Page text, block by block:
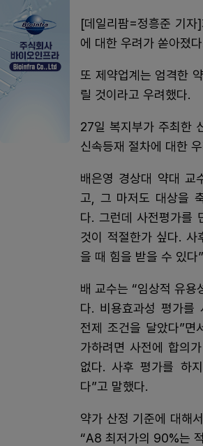
[데일리팜=정흥준 기
에 대한 우려가 쏟아졌
또 제약업계는 엄격한
릴 것이라고 우려했다.
27일 복지부가 주최한
신속등재 절차에 대한
배은영 경상대 약대 교
고, 그 마저도 대상을
다. 그런데 사전평가를
것이 적절한가 싶다. 사
을 때 힘을 받을 수 있다
배 교수는 “임상적 유용
다. 비용효과성 평가를
전제 조건을 달았다”면
가하려면 사전에 합의
없다. 사후 평가를 하
다”고 말했다.
약가 산정 기준에 대해
“A8 최저가의 90%는